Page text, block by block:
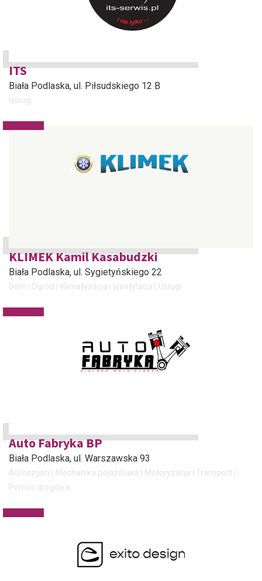
ITS
Biała Podlaska, ul. Piłsudskiego 12 B
Usługi
KLIMEK Kamil Kasabudzki
Biała Podlaska, ul. Sygietyńskiego 22
Dom i Ogród Klimatyzacja i wentylacja Usługi
Auto Fabryka BP
Biała Podlaska, ul. Warszawska 93
Autoczęści Mechanika pojazdowa
Motoryzacja i Transport
Pomoc drogowa